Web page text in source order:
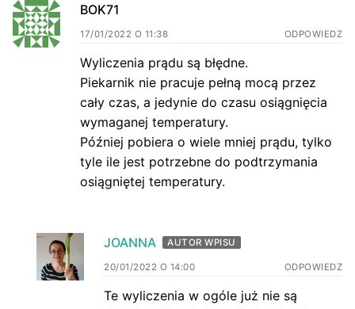
BOK71
17/01/2022 O 11:38 ODPOWIEDZ
Wyliczenia prądu są błędne.
Piekarnik nie pracuje pełną mocą przez
cały czas, a jedynie do czasu osiągnięcia
wymaganej temperatury.
Później pobiera o wiele mniej prądu, tylko
tyle ile jest potrzebne do podtrzymania
osiągniętej temperatury.
JOANNA AUTOR WPISU
20/01/2022 O 14:00 ODPOWIEDZ
Te wyliczenia w ogóle już nie są